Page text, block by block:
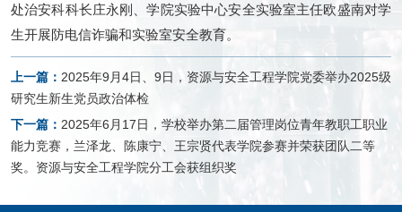
处治安科科长庄永刚、学院实验中心安全实验室主任欧盛南对学
生开展防电信诈骗和实验室安全教育。
上一篇： 2025年9月4日、9日，资源与安全工程学院党委举办2025级
研究生新生党员政治体检
下一篇： 2025年6月17日，学校举办第二届管理岗位青年教职工职业
能力竞赛，兰泽龙、陈康宁、王宗贤代表学院参赛并荣获团队二等
奖。资源与安全工程学院分工会获组织奖